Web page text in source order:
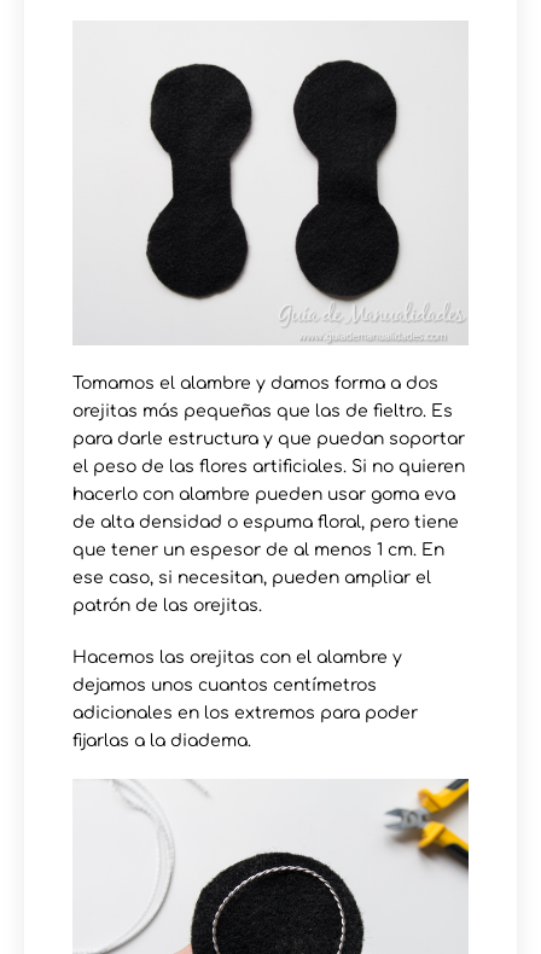
Tomamos el alambre y damos forma a dos
orejitas más pequeñas que las de fieltro. Es
para darle estructura y que puedan soportar
el peso de las flores artificiales. Si no quieren
hacerlo con alambre pueden usar goma eva
de alta densidad o espuma floral, pero tiene
que tener un espesor de al menos 1 cm. En
ese caso, si necesitan, pueden ampliar el
patrón de las orejitas.
Hacemos las orejitas con el alambre y
dejamos unos cuantos centímetros
adicionales en los extremos para poder
fijarlas a la diadema.